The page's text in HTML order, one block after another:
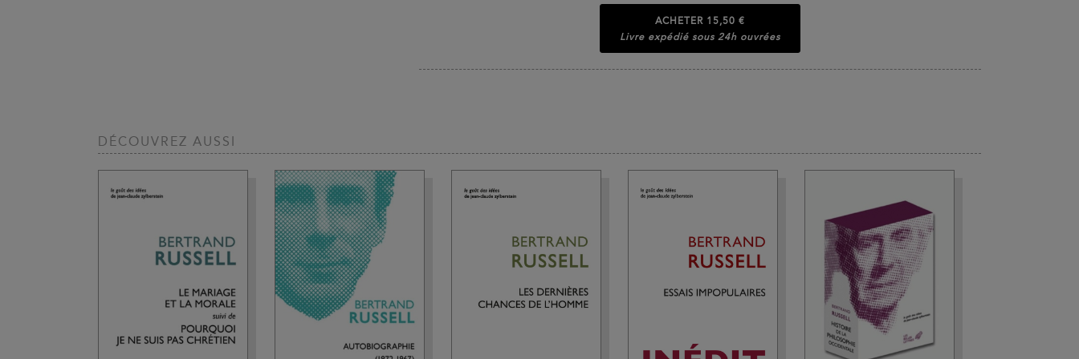
ACHETER 15,50 €
Livre expédié sous 24h ouvrées
DÉCOUVREZ AUSSI